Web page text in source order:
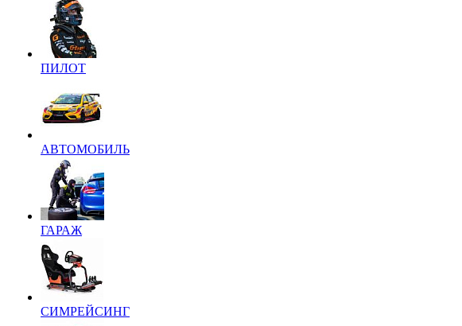
ПИЛОТ
АВТОМОБИЛЬ
ГАРАЖ
СИМРЕЙСИНГ